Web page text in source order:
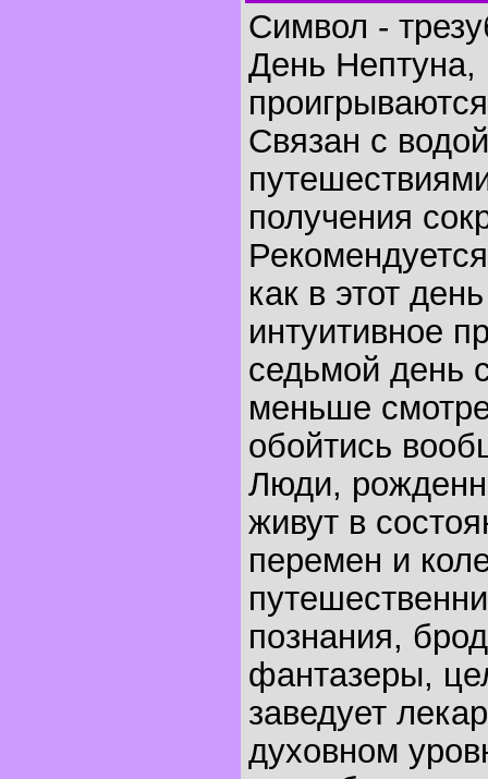
Символ -
День Нептуна,
Связан с
получения
как в этот
интуитивное
седьмой день
меньше
обойтись
Люди,
живут в
перемен и
познания,
фантазеры,
заведует
духовном